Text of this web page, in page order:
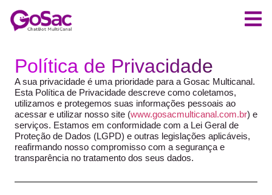
Política de Privacidade
A sua privacidade é uma prioridade para a Gosac Multicanal.
Esta Política de Privacidade descreve como coletamos,
utilizamos e protegemos suas informações pessoais ao
acessar e utilizar nosso site (www.gosacmulticanal.com.br) e
serviços. Estamos em conformidade com a Lei Geral de
Proteção de Dados (LGPD) e outras legislações aplicáveis,
reafirmando nosso compromisso com a segurança e
transparência no tratamento dos seus dados.